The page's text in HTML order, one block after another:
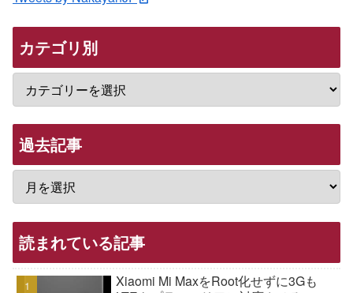
カテゴリ別
過去記事
読まれている記事
Xiaomi Mi MaxをRoot化せずに3Gも